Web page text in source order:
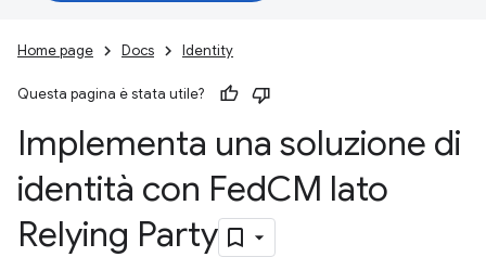
Home page Docs Identity
Questa pagina è stata utile?
Implementa una soluzione di
identità con FedCM lato
Relying Party